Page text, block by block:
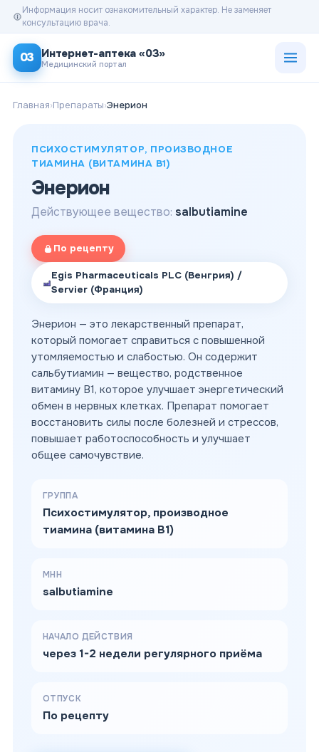
Информация носит ознакомительный характер. Не заменяет
консультацию врача.
03 Интернет-аптека «03»
Медицинский портал
Главная›Препараты›Энерион
ПСИХОСТИМУЛЯТОР, ПРОИЗВОДНОЕ
ТИАМИНА (ВИТАМИНА B1)
Энерион
Действующее вещество: salbutiamine
По рецепту
Egis Pharmaceuticals PLC (Венгрия) /
Servier (Франция)
Энерион — это лекарственный препарат,
который помогает справиться с повышенной
утомляемостью и слабостью. Он содержит
сальбутиамин — вещество, родственное
витамину B1, которое улучшает энергетический
обмен в нервных клетках. Препарат помогает
восстановить силы после болезней и стрессов,
повышает работоспособность и улучшает
общее самочувствие.
ГРУППА
Психостимулятор, производное
тиамина (витамина B1)
МНН
salbutiamine
НАЧАЛО ДЕЙСТВИЯ
через 1-2 недели регулярного приёма
ОТПУСК
По рецепту